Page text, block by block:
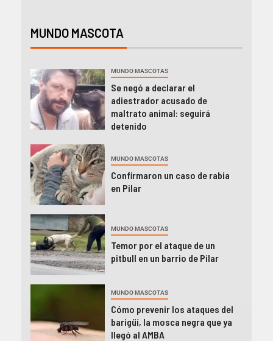
MUNDO MASCOTA
MUNDO MASCOTAS
Se negó a declarar el
adiestrador acusado de
maltrato animal: seguirá
detenido
MUNDO MASCOTAS
Confirmaron un caso de rabia
en Pilar
MUNDO MASCOTAS
Temor por el ataque de un
pitbull en un barrio de Pilar
MUNDO MASCOTAS
Cómo prevenir los ataques del
barigüí, la mosca negra que ya
llegó al AMBA